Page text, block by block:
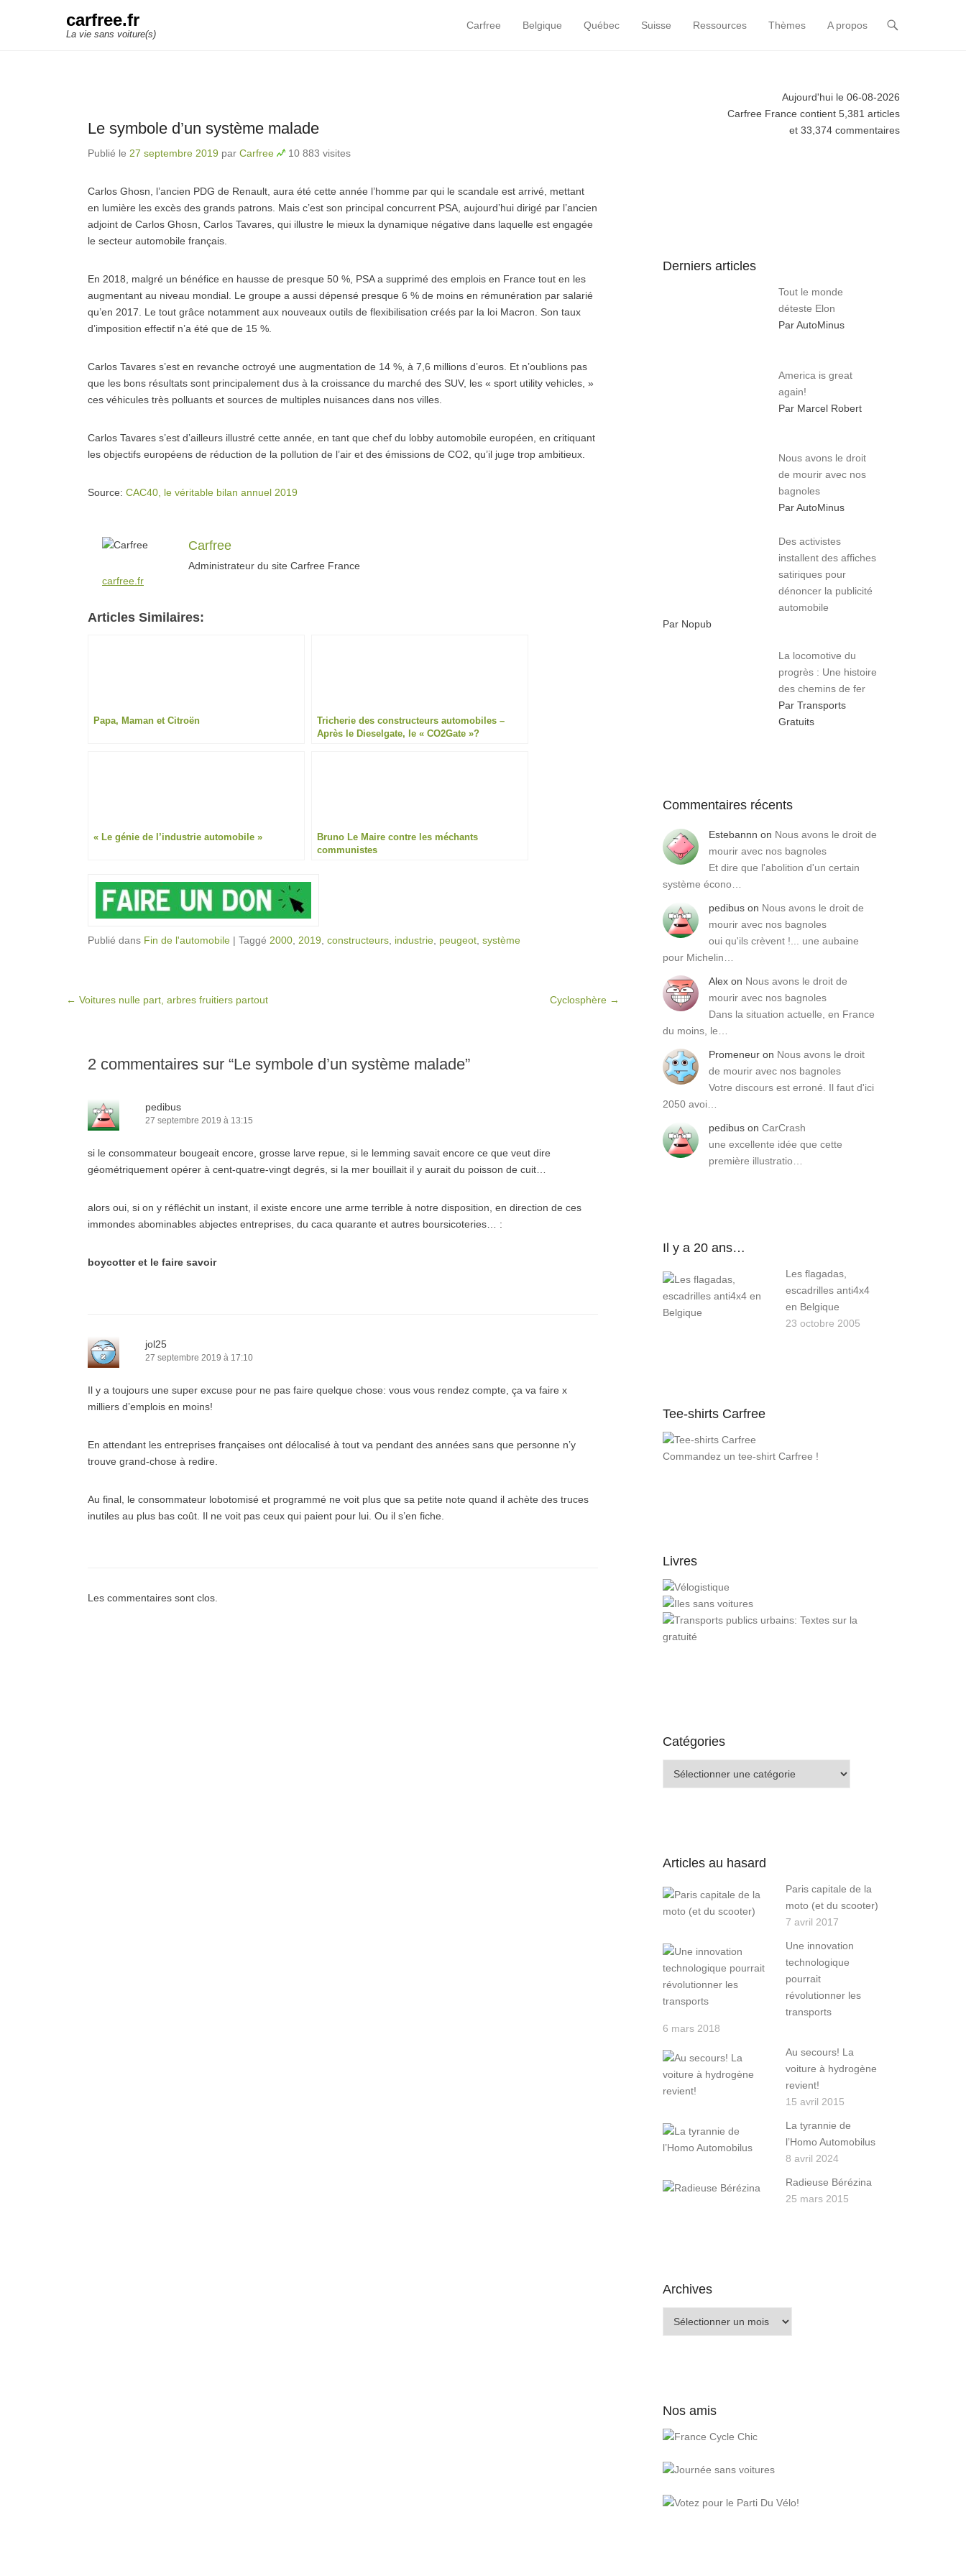
carfree.fr
La vie sans voiture(s)
Primary Menu
Skip to content
Carfree Belgique Québec Suisse Ressources Thèmes A propos
Le symbole d’un système malade
Publié le 27 septembre 2019 par Carfree 10 883 visites
Carlos Ghosn, l’ancien PDG de Renault, aura été cette année l’homme par qui le scandale est arrivé, mettant
en lumière les excès des grands patrons. Mais c’est son principal concurrent PSA, aujourd’hui dirigé par l’ancien
adjoint de Carlos Ghosn, Carlos Tavares, qui illustre le mieux la dynamique négative dans laquelle est engagée
le secteur automobile français.
En 2018, malgré un bénéfice en hausse de presque 50 %, PSA a supprimé des emplois en France tout en les
augmentant au niveau mondial. Le groupe a aussi dépensé presque 6 % de moins en rémunération par salarié
qu’en 2017. Le tout grâce notamment aux nouveaux outils de flexibilisation créés par la loi Macron. Son taux
d’imposition effectif n’a été que de 15 %.
Carlos Tavares s’est en revanche octroyé une augmentation de 14 %, à 7,6 millions d’euros. Et n’oublions pas
que les bons résultats sont principalement dus à la croissance du marché des SUV, les « sport utility vehicles, »
ces véhicules très polluants et sources de multiples nuisances dans nos villes.
Carlos Tavares s’est d’ailleurs illustré cette année, en tant que chef du lobby automobile européen, en critiquant
les objectifs européens de réduction de la pollution de l’air et des émissions de CO2, qu’il juge trop ambitieux.
Source: CAC40, le véritable bilan annuel 2019
Carfree
Administrateur du site Carfree France
carfree.fr
Articles Similaires:
Papa, Maman et Citroën
Tricherie des constructeurs automobiles –
Après le Dieselgate, le « CO2Gate »?
« Le génie de l’industrie automobile »
Bruno Le Maire contre les méchants
communistes
Publié dans Fin de l'automobile | Taggé 2000 2019 constructeurs industrie peugeot système
Post navigation
← Voitures nulle part, arbres fruitiers partout Cyclosphère →
2 commentaires sur “Le symbole d’un système malade”
pedibus
27 septembre 2019 à 13:15
si le consommateur bougeait encore, grosse larve repue, si le lemming savait encore ce que veut dire
géométriquement opérer à cent-quatre-vingt degrés, si la mer bouillait il y aurait du poisson de cuit…
alors oui, si on y réfléchit un instant, il existe encore une arme terrible à notre disposition, en direction de ces
immondes abominables abjectes entreprises, du caca quarante et autres boursicoteries… :
boycotter et le faire savoir
jol25
27 septembre 2019 à 17:10
Il y a toujours une super excuse pour ne pas faire quelque chose: vous vous rendez compte, ça va faire x
milliers d’emplois en moins!
En attendant les entreprises françaises ont délocalisé à tout va pendant des années sans que personne n’y
trouve grand-chose à redire.
Au final, le consommateur lobotomisé et programmé ne voit plus que sa petite note quand il achète des truces
inutiles au plus bas coût. Il ne voit pas ceux qui paient pour lui. Ou il s’en fiche.
Les commentaires sont clos.
Aujourd'hui le 06-08-2026
Carfree France contient 5,381 articles
et 33,374 commentaires
Derniers articles
Tout le monde
déteste Elon
Par AutoMinus
America is great
again!
Par Marcel Robert
Nous avons le droit
de mourir avec nos
bagnoles
Par AutoMinus
Des activistes
installent des affiches
satiriques pour
dénoncer la publicité
automobile
Par Nopub
La locomotive du
progrès : Une histoire
des chemins de fer
Par Transports
Gratuits
Commentaires récents
Estebannn on Nous avons le droit de
mourir avec nos bagnoles
Et dire que l'abolition d'un certain
système écono…
pedibus on Nous avons le droit de
mourir avec nos bagnoles
oui qu'ils crèvent !... une aubaine
pour Michelin…
Alex on Nous avons le droit de
mourir avec nos bagnoles
Dans la situation actuelle, en France
du moins, le…
Promeneur on Nous avons le droit
de mourir avec nos bagnoles
Votre discours est erroné. Il faut d'ici
2050 avoi…
pedibus on CarCrash
une excellente idée que cette
première illustratio…
Il y a 20 ans…
Les flagadas,
escadrilles anti4x4
en Belgique
23 octobre 2005
Tee-shirts Carfree
Commandez un tee-shirt Carfree !
Livres
Catégories
Articles au hasard
Paris capitale de la
moto (et du scooter)
7 avril 2017
Une innovation
technologique
pourrait
révolutionner les
transports
6 mars 2018
Au secours! La
voiture à hydrogène
revient!
15 avril 2015
La tyrannie de
l’Homo Automobilus
8 avril 2024
Radieuse Bérézina
25 mars 2015
Archives
Nos amis